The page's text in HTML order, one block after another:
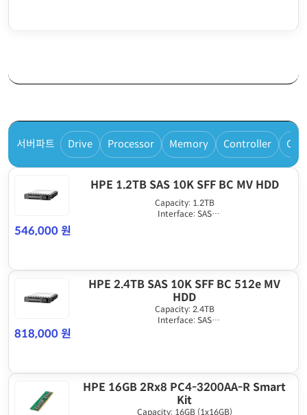
서버파트 Drive Processor Memory Controller
HPE 1.2TB SAS 10K SFF BC MV HDD
Capacity: 1.2TB
Interface: SAS
546,000 원
HPE 2.4TB SAS 10K SFF BC 512e MV
HDD
Capacity: 2.4TB
Interface: SAS
818,000 원
HPE 16GB 2Rx8 PC4-3200AA-R Smart
Kit
Capacity: 16GB (1x16GB)